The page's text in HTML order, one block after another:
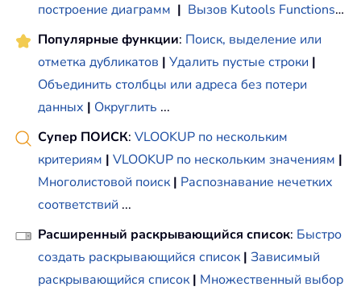
построение диаграмм | Вызов Kutools Functions…
Популярные функции: Поиск, выделение или
отметка дубликатов | Удалить пустые строки |
Объединить столбцы или адреса без потери
данных | Округлить ...
Супер ПОИСК: VLOOKUP по нескольким
критериям | VLOOKUP по нескольким значениям |
Многолистовой поиск | Распознавание нечетких
соответствий ...
Расширенный раскрывающийся список: Быстро
создать раскрывающийся список | Зависимый
раскрывающийся список | Множественный выбор